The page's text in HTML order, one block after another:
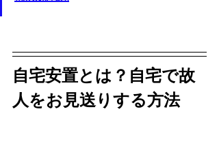
自宅安置とは？自宅で故
人をお見送りする方法